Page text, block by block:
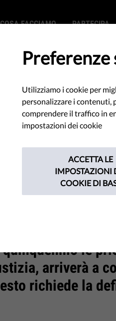
COSA FACCIAMO PARTECIPA
Stoccolma del
quinquennio le
arriverà a
richiede la
Preferenze
Utilizziamo i cookie per
personalizzare i contenuti,
comprendere il traffico in
impostazioni dei cookie
ACCETTA LE
IMPOSTAZIONI
COOKIE DI